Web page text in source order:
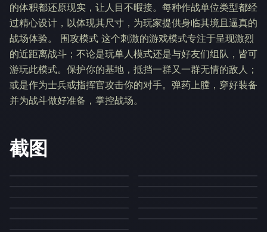
的体积都还原现实，让人目不暇接。每种作战单位类型都经
过精心设计，以体现其尺寸，为玩家提供身临其境且逼真的
战场体验。 围攻模式 这个刺激的游戏模式专注于呈现激烈
的近距离战斗；不论是玩单人模式还是与好友们组队，皆可
游玩此模式。保护你的基地，抵挡一群又一群无情的敌人；
或是作为士兵或指挥官攻击你的对手。弹药上膛，穿好装备
并为战斗做好准备，掌控战场。
截图